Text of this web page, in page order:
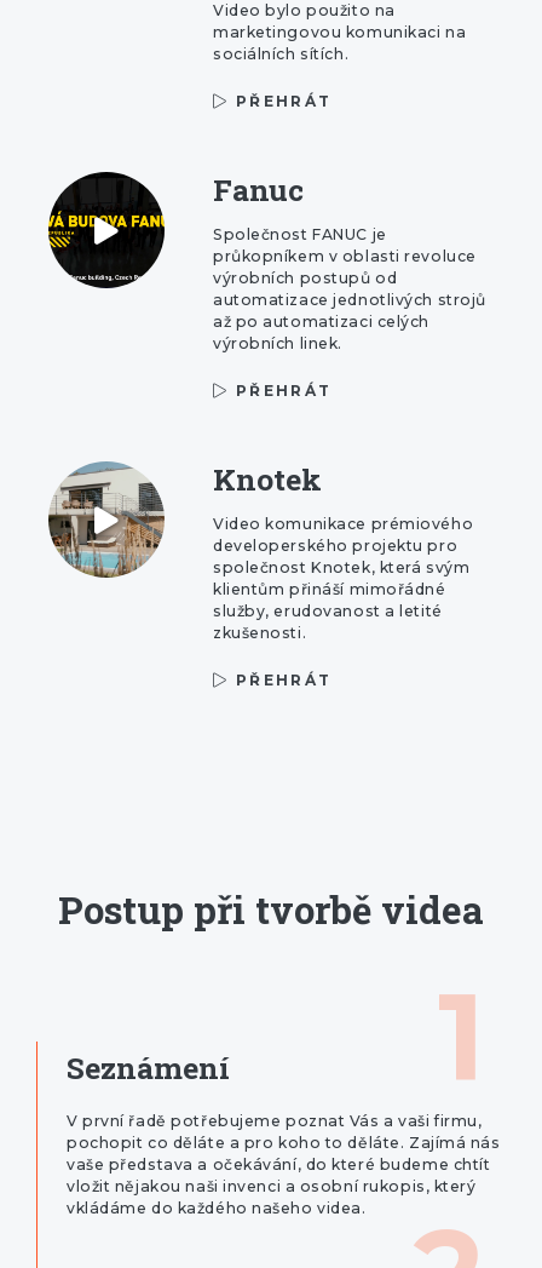
Video bylo použito na
marketingovou komunikaci na
sociálních sítích.
PŘEHRÁT
Fanuc
Společnost FANUC je
průkopníkem v oblasti revoluce
výrobních postupů od
automatizace jednotlivých strojů
až po automatizaci celých
výrobních linek.
PŘEHRÁT
Knotek
Video komunikace prémiového
developerského projektu pro
společnost Knotek, která svým
klientům přináší mimořádné
služby, erudovanost a letité
zkušenosti.
PŘEHRÁT
Postup při tvorbě videa
Seznámení 1
V první řadě potřebujeme poznat Vás a vaši firmu,
pochopit co děláte a pro koho to děláte. Zajímá nás
vaše představa a očekávání, do které budeme chtít
vložit nějakou naši invenci a osobní rukopis, který
vkládáme do každého našeho videa.